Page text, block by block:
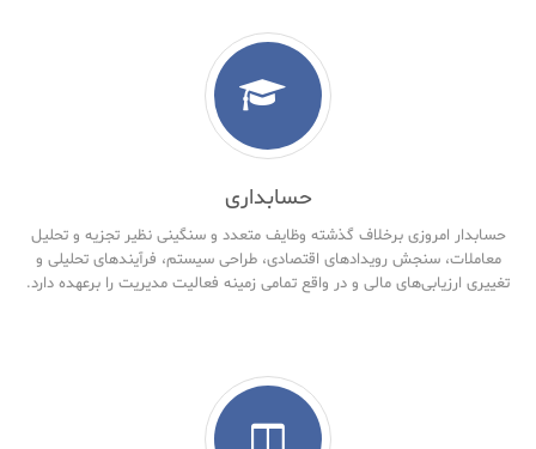
حسابداری
حسابدار امروزی برخلاف گذشته وظایف متعدد و سنگینی نظیر تجزیه و تحلیل
معاملات، سنجش رویدادهای اقتصادی، طراحی سیستم، فرآیندهای تحلیلی و
تغییری ارزیابی‌های مالی و در واقع تمامی زمینه فعالیت مدیریت را برعهده دارد.